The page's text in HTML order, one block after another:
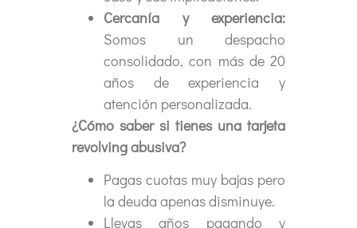
Cercanía y experiencia:
Somos un despacho
consolidado, con más de 20
años de experiencia y
atención personalizada.
¿Cómo saber si tienes una tarjeta
revolving abusiva?
Pagas cuotas muy bajas pero
la deuda apenas disminuye.
Llevas años pagando y